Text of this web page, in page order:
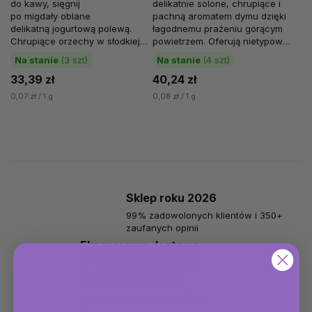
Na stanie (3 szt)
33,39 zł
0,07 zł / 1 g
do kawy, sięgnij
po migdały oblane
delikatną jogurtową polewą.
Chrupiące orzechy w słodkiej
warstwie o smaku jogurtowym
doskonale...
Na stanie (4 szt)
40,24 zł
0,08 zł / 1 g
delikatnie solone, chrupiące i
pachną aromatem dymu dzięki
łagodnemu prażeniu gorącym
powietrzem. Oferują nietypową,
ale kuszącą wersję ulubionych...
Ekspresowa dostawa
Sklep roku 2026
99% zadowolonych klientów i 350+
zaufanych opinii